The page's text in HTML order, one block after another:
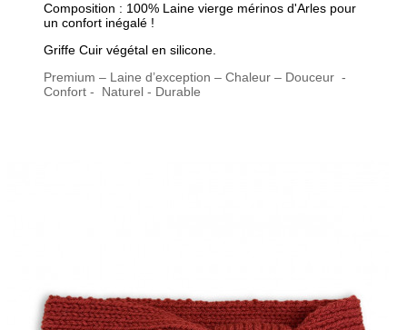
Composition : 100% Laine vierge mérinos d'Arles pour
un confort inégalé !
Griffe Cuir végétal en silicone.
Premium – Laine d’exception – Chaleur – Douceur -
Confort -
Naturel - Durable